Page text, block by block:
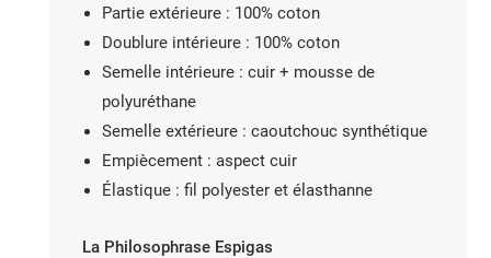
Partie extérieure : 100% coton
Doublure intérieure : 100% coton
Semelle intérieure : cuir + mousse de
polyuréthane
Semelle extérieure : caoutchouc synthétique
Empiècement : aspect cuir
Élastique : fil polyester et élasthanne
La Philosophrase Espigas